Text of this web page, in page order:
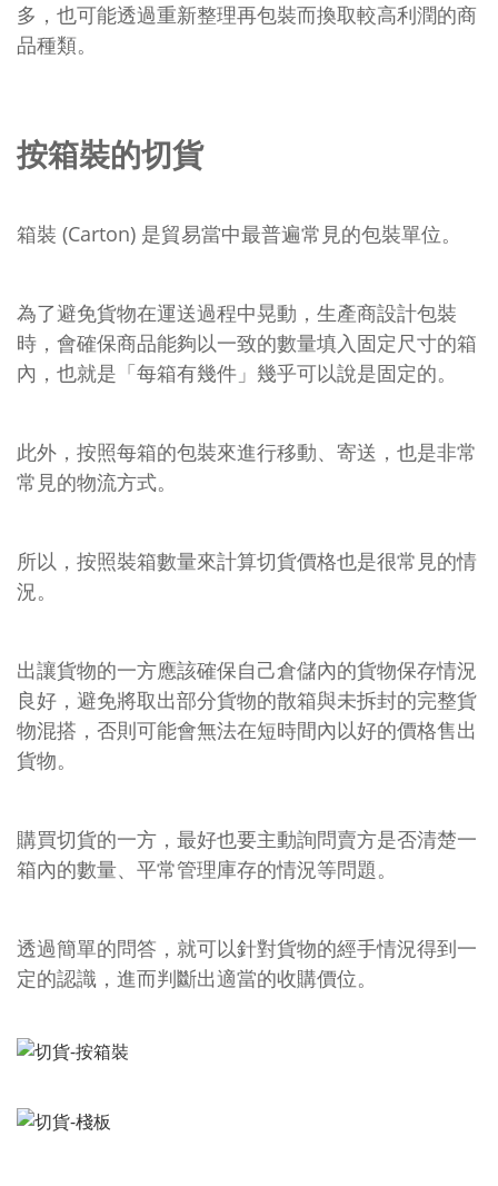
多，也可能透過重新整理再包裝而換取較高利潤的商
品種類。
按箱裝的切貨
箱裝 (Carton) 是貿易當中最普遍常見的包裝單位。
為了避免貨物在運送過程中晃動，生產商設計包裝
時，會確保商品能夠以一致的數量填入固定尺寸的箱
內，也就是「每箱有幾件」幾乎可以說是固定的。
此外，按照每箱的包裝來進行移動、寄送，也是非常
常見的物流方式。
所以，按照裝箱數量來計算切貨價格也是很常見的情
況。
出讓貨物的一方應該確保自己倉儲內的貨物保存情況
良好，避免將取出部分貨物的散箱與未拆封的完整貨
物混搭，否則可能會無法在短時間內以好的價格售出
貨物。
購買切貨的一方，最好也要主動詢問賣方是否清楚一
箱內的數量、平常管理庫存的情況等問題。
透過簡單的問答，就可以針對貨物的經手情況得到一
定的認識，進而判斷出適當的收購價位。